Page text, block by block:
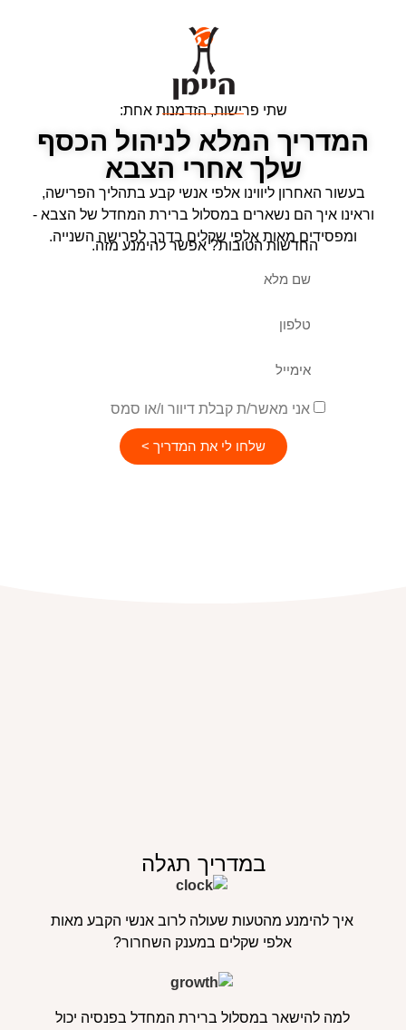
שתי פרישות, הזדמנות אחת:
המדריך המלא לניהול הכסף
שלך אחרי הצבא
בעשור האחרון ליווינו אלפי אנשי קבע בתהליך הפרישה,
וראינו איך הם נשארים במסלול ברירת המחדל של הצבא -
ומפסידים מאות אלפי שקלים בדרך לפרישה השנייה.
החדשות הטובות? אפשר להימנע מזה.
אני מאשר/ת קבלת דיוור ו/או סמס
שלחו לי את המדריך >
במדריך תגלה
איך להימנע מהטעות שעולה לרוב אנשי הקבע מאות
אלפי שקלים במענק השחרור?
למה להישאר במסלול ברירת המחדל בפנסיה יכול